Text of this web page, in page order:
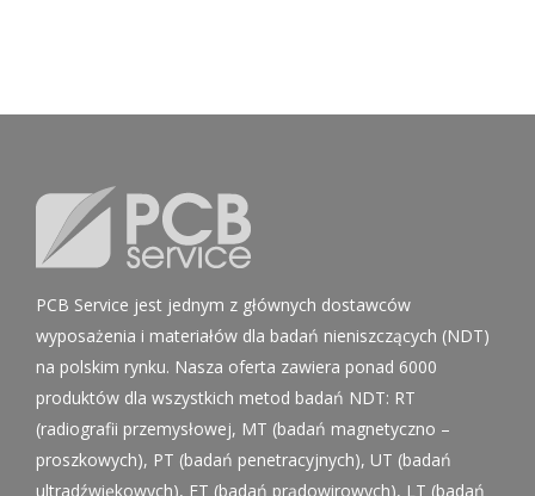
PCB Service jest jednym z głównych dostawców
wyposażenia i materiałów dla badań nieniszczących (NDT)
na polskim rynku. Nasza oferta zawiera ponad 6000
produktów dla wszystkich metod badań NDT: RT
(radiografii przemysłowej, MT (badań magnetyczno –
proszkowych), PT (badań penetracyjnych), UT (badań
ultradźwiękowych), ET (badań prądowirowych), LT (badań